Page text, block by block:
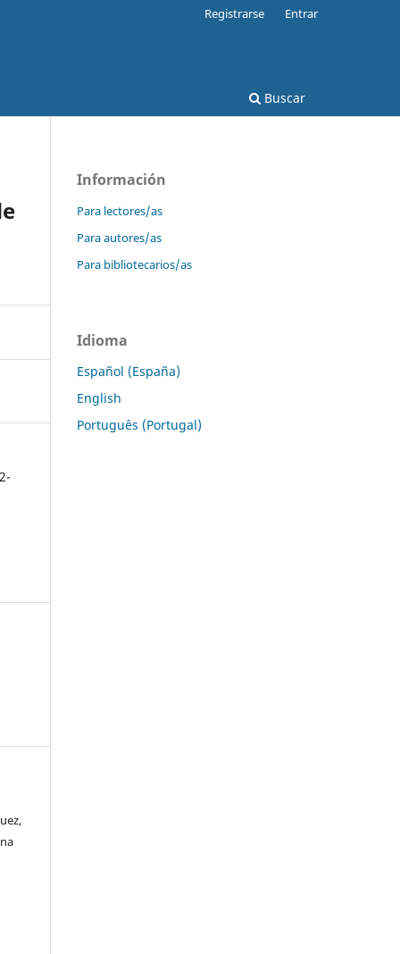
Buscar
Registrarse Entrar
Información
Para lectores/as
Para autores/as
Para bibliotecarios/as
Idioma
Español (España)
English
Português (Portugal)